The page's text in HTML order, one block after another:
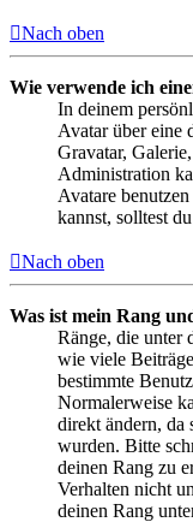
Nach oben
Wie verwende ich
In deinem
Avatar über eine
Gravatar,
Administration
Avatare
kannst, solltest
Nach oben
Was ist mein Rang
Ränge, die unter
wie viele
bestimmte
Normalerweise
direkt ändern, da
wurden. Bitte
deinen Rang zu
Verhalten nicht
deinen Rang